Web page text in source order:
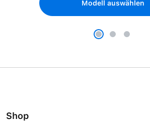
Modell auswählen
Shop